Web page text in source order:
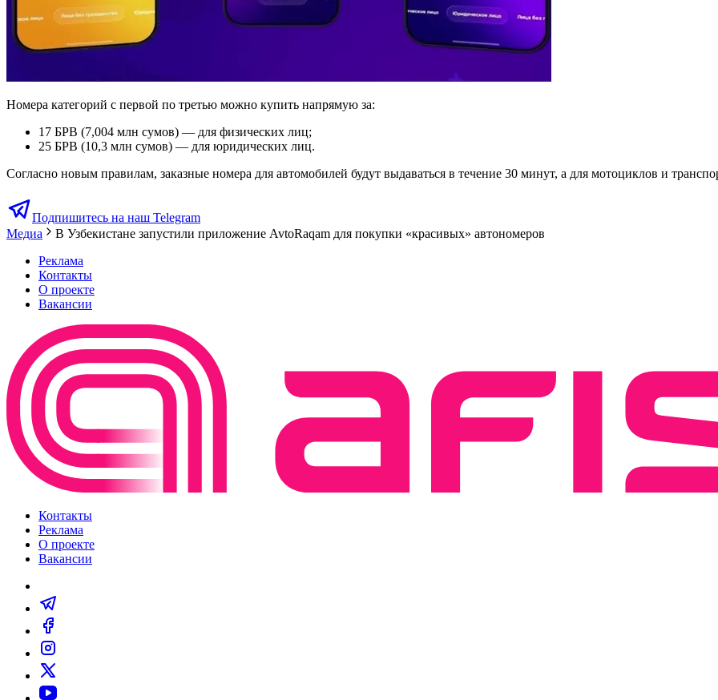
Номера категорий с первой по третью можно купить напрямую за:
17 БРВ (7,004 млн сумов) — для физических лиц;
25 БРВ (10,3 млн сумов) — для юридических лиц.
Согласно новым правилам, заказные номера для автомобилей будут выдаваться в течение 30 минут, а для мотоциклов и
Подпишитесь на наш Telegram
Медиа
В Узбекистане запустили приложение AvtoRaqam для покупки «красивых» автономеров
Реклама
Контакты
О проекте
Вакансии
Контакты
Реклама
О проекте
Вакансии